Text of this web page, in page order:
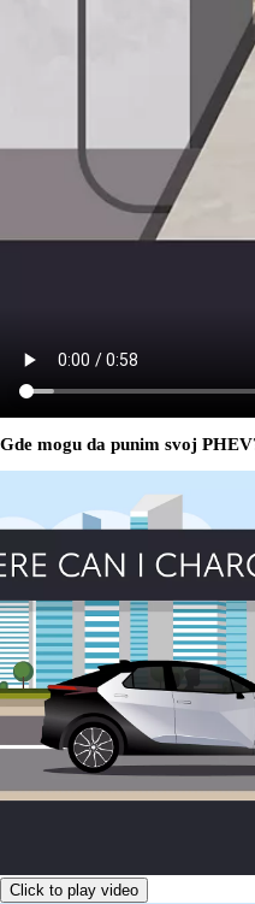
Gde mogu da punim svoj
Click to play video